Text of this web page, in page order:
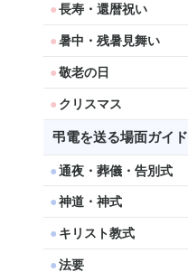
長寿・還暦祝い
暑中・残暑見舞い
敬老の日
クリスマス
弔電を送る場面ガイド
通夜・葬儀・告別式
神道・神式
キリスト教式
法要